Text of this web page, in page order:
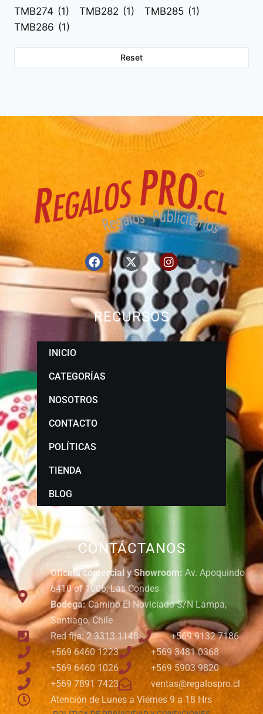
TMB274 (1) TMB282 (1) TMB285 (1)
TMB286 (1)
Reset
CONTÁCTANOS
Oficina comercial y Showroom: Av. Apoquindo
6410 of 1006, Las Condes
Bodega:Camino El Noviciado S/N Lampa,
Santiago, Chile
Red fija: 2 3313 1148
+569 9132 7186
+569 6460 1223
+569 3481 0368
+569 6460 1026
+569 5903 9820
+569 7891 7423
ventas@regalospro.cl
Atención de Lunes a Viernes 9 a 18 Hrs
RECURSOS
INICIO
CATEGORÍAS
NOSOTROS
CONTACTO
POLÍTICAS
TIENDA
BLOG